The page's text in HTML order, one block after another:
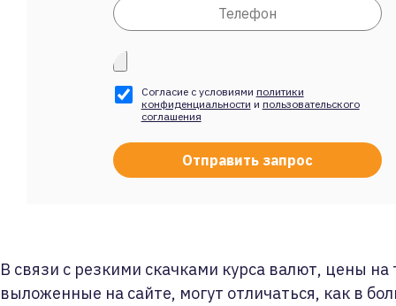
Согласие с условиями политики
конфиденциальности и пользовательского
соглашения
В связи с резкими скачками курса валют, цены на
выложенные на сайте, могут отличаться, как в